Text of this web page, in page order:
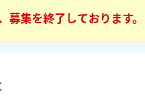
募集を終了しております。